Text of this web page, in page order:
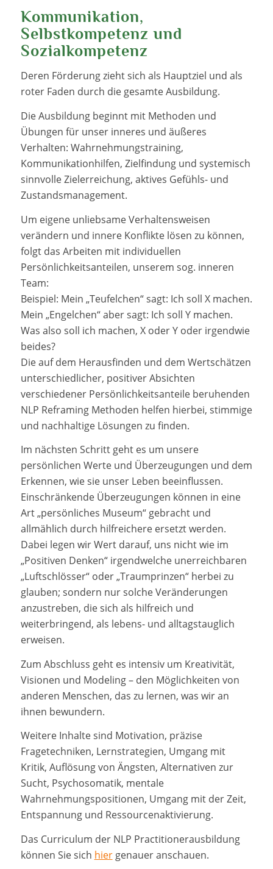
Kommunikation,
Selbstkompetenz und
Sozialkompetenz
Deren Förderung zieht sich als Hauptziel und als
roter Faden durch die gesamte Ausbildung.
Die Ausbildung beginnt mit Methoden und
Übungen für unser inneres und äußeres
Verhalten: Wahrnehmungstraining,
Kommunikationhilfen, Zielfindung und systemisch
sinnvolle Zielerreichung, aktives Gefühls- und
Zustandsmanagement.
Um eigene unliebsame Verhaltensweisen
verändern und innere Konflikte lösen zu können,
folgt das Arbeiten mit individuellen
Persönlichkeitsanteilen, unserem sog. inneren
Team:
Beispiel: Mein „Teufelchen“ sagt: Ich soll X machen.
Mein „Engelchen“ aber sagt: Ich soll Y machen.
Was also soll ich machen, X oder Y oder irgendwie
beides?
Die auf dem Herausfinden und dem Wertschätzen
unterschiedlicher, positiver Absichten
verschiedener Persönlichkeitsanteile beruhenden
NLP Reframing Methoden helfen hierbei, stimmige
und nachhaltige Lösungen zu finden.
Im nächsten Schritt geht es um unsere
persönlichen Werte und Überzeugungen und dem
Erkennen, wie sie unser Leben beeinflussen.
Einschränkende Überzeugungen können in eine
Art „persönliches Museum“ gebracht und
allmählich durch hilfreichere ersetzt werden.
Dabei legen wir Wert darauf, uns nicht wie im
„Positiven Denken“ irgendwelche unerreichbaren
„Luftschlösser“ oder „Traumprinzen“ herbei zu
glauben; sondern nur solche Veränderungen
anzustreben, die sich als hilfreich und
weiterbringend, als lebens- und alltagstauglich
erweisen.
Zum Abschluss geht es intensiv um Kreativität,
Visionen und Modeling – den Möglichkeiten von
anderen Menschen, das zu lernen, was wir an
ihnen bewundern.
Weitere Inhalte sind Motivation, präzise
Fragetechniken, Lernstrategien, Umgang mit
Kritik, Auflösung von Ängsten, Alternativen zur
Sucht, Psychosomatik, mentale
Wahrnehmungspositionen, Umgang mit der Zeit,
Entspannung und Ressourcenaktivierung.
Das Curriculum der NLP Practitionerausbildung
können Sie sich hiergenauer anschauen.